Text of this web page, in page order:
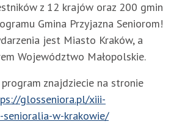
z 12 krajów oraz 200 gmin
Gmina Przyjazna Seniorom!
jest Miasto Kraków, a
Województwo Małopolskie.
program znajdziecie na stronie
glosseniora.pl/xiii-
senioralia-w-krakowie/